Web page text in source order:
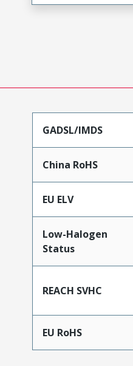
GADSL/IMDS
China RoHS
EU ELV
Low-Halogen
Status
REACH SVHC
EU RoHS